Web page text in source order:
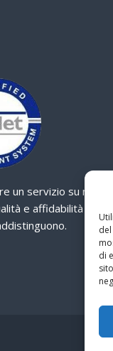
di
un servizio su misura
e affidabilità sono